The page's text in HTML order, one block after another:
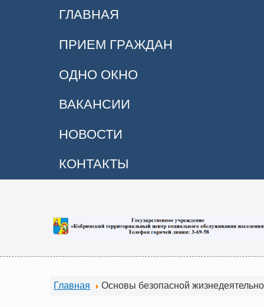
ГЛАВНАЯ
ПРИЕМ ГРАЖДАН
ОДНО ОКНО
ВАКАНСИИ
НОВОСТИ
КОНТАКТЫ
Главная Основы безопасной